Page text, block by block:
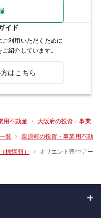
イド
利用いただくために
紹介しています。
はこちら
用不動産 大阪府の投資・事業
覧 柴原町の投資・事業用不動
棟情報） オリエント豊中アー